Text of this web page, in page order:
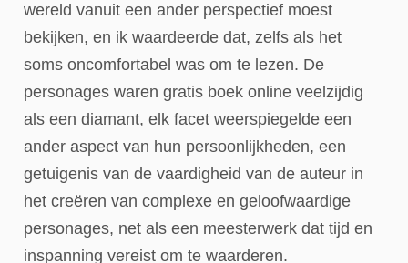
wereld vanuit een ander perspectief moest
bekijken, en ik waardeerde dat, zelfs als het
soms oncomfortabel was om te lezen. De
personages waren gratis boek online veelzijdig
als een diamant, elk facet weerspiegelde een
ander aspect van hun persoonlijkheden, een
getuigenis van de vaardigheid van de auteur in
het creëren van complexe en geloofwaardige
personages, net als een meesterwerk dat tijd en
inspanning vereist om te waarderen.